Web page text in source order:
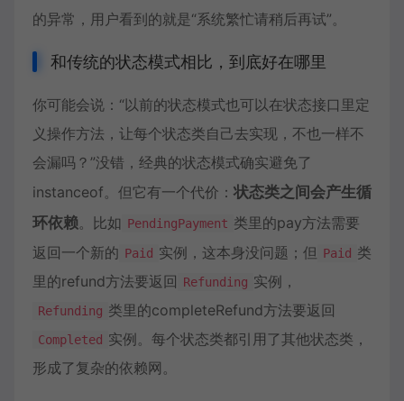
的异常，用户看到的就是“系统繁忙请稍后再试”。
和传统的状态模式相比，到底好在哪里
你可能会说：“以前的状态模式也可以在状态接口里定
义操作方法，让每个状态类自己去实现，不也一样不
会漏吗？”没错，经典的状态模式确实避免了
instanceof。但它有一个代价： 状态类之间会产生循
环依赖。比如 PendingPayment 类里的pay方法需要
返回一个新的 Paid 实例，这本身没问题；但 Paid 类
里的refund方法要返回 Refunding 实例，
Refunding 类里的completeRefund方法要返回
Completed 实例。每个状态类都引用了其他状态类，
形成了复杂的依赖网。